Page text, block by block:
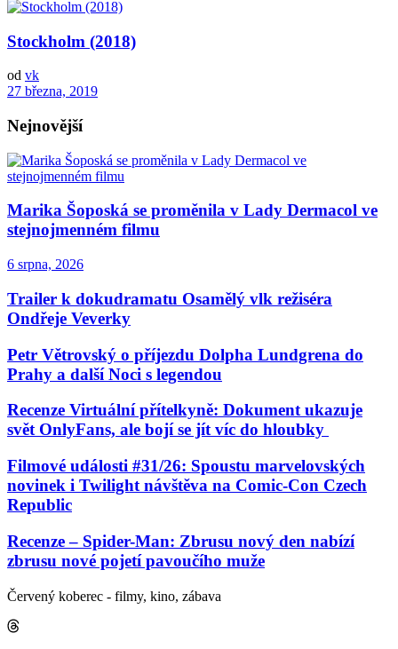
Stockholm (2018)
od vk
27 března, 2019
Nejnovější
Marika Šoposká se proměnila v Lady Dermacol ve
stejnojmenném filmu
6 srpna, 2026
Trailer k dokudramatu Osamělý vlk režiséra
Ondřeje Veverky
Petr Větrovský o příjezdu Dolpha Lundgrena do
Prahy a další Noci s legendou
Recenze Virtuální přítelkyně: Dokument ukazuje
svět OnlyFans, ale bojí se jít víc do hloubky
Filmové události #31/26: Spoustu marvelovských
novinek i Twilight návštěva na Comic-Con Czech
Republic
Recenze – Spider-Man: Zbrusu nový den nabízí
zbrusu nové pojetí pavoučího muže
Červený koberec - filmy, kino, zábava